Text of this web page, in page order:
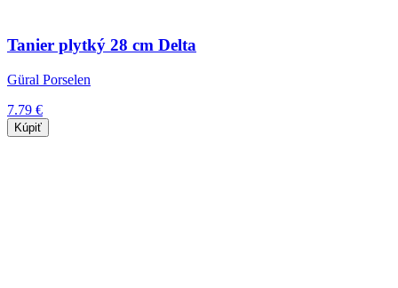
Tanier plytký 28 cm Delta
Güral Porselen
7.79 €
Kúpiť